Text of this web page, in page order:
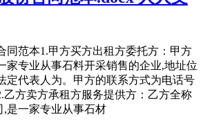
同范本1.甲方买方出租方委托方：甲方
家专业从事石料开采销售的企业,地址位
定代表人为。甲方的联系方式为电话号
乙方卖方承租方服务提供方：乙方全称
,是一家专业从事石材